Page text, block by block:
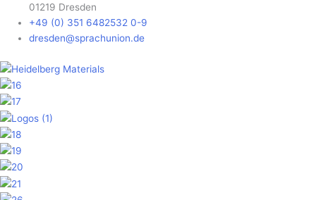
01219 Dresden
+49 (0) 351 6482532 0-9
dresden@sprachunion.de